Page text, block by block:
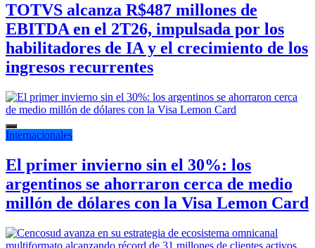
TOTVS alcanza R$487 millones de
EBITDA en el 2T26, impulsada por los
habilitadores de IA y el crecimiento de los
ingresos recurrentes
Internacionales
El primer invierno sin el 30%: los
argentinos se ahorraron cerca de medio
millón de dólares con la Visa Lemon Card